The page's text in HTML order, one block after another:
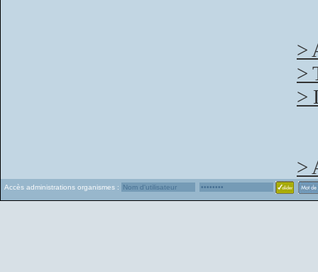
>
>
>
>
Accès administrations organismes :